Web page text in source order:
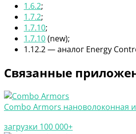
1.6.2;
1.7.2;
1.7.10;
1.7.10(new);
1.12.2 — аналог Energy
Связанные
Combo Armors нановолоконная
загрузки 100 000+